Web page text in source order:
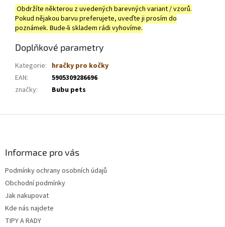
Obdržíte některou z uvedených barevných variant / vzorů.
Pokud nějakou barvu preferujete, uveďte ji prosím do
poznámek. Bude-li skladem rádi vyhovíme.
Doplňkové parametry
Kategorie: hračky pro kočky
EAN:
5905309286696
značky: Bubu pets
Informace pro vás
Podmínky ochrany osobních údajů
Obchodní podmínky
Jak nakupovat
Kde nás najdete
TIPY A RADY